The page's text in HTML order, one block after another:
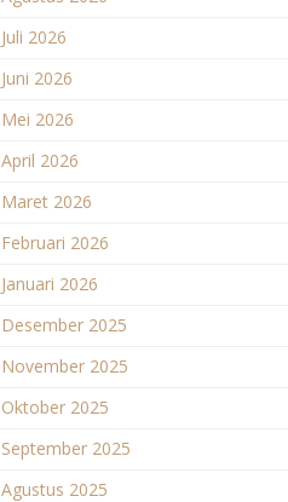
Juli 2026
Juni 2026
Mei 2026
April 2026
Maret 2026
Februari 2026
Januari 2026
Desember 2025
November 2025
Oktober 2025
September 2025
Agustus 2025